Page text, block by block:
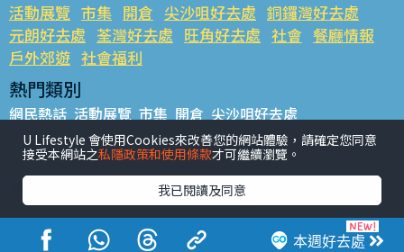
本週好去處
活動展覽 市集 開倉 尖沙咀好去處 銅鑼灣好去處
元朗好去處 荃灣好去處 旺角好去處 社會 餐廳情報
戶外郊遊 社會福利
熱門類別
網民熱話 活動展覽 市集 開倉 尖沙咀好去處
銅鑼灣好去處 元朗好去處 荃灣好去處 旺角好去處 社會
餐廳情報 戶外郊遊
熱門標籤
#UGO搵好去處 #人氣活動推介 #美食社群熱話
#親子玩樂好去處
#ULifestyle應用程式
#限時搶
U Lifestyle 會使用Cookies來改善您的網站體驗，請確定您同意
接受本網站之私隱政策和使用條款才可繼續瀏覽。
我已閱讀及同意